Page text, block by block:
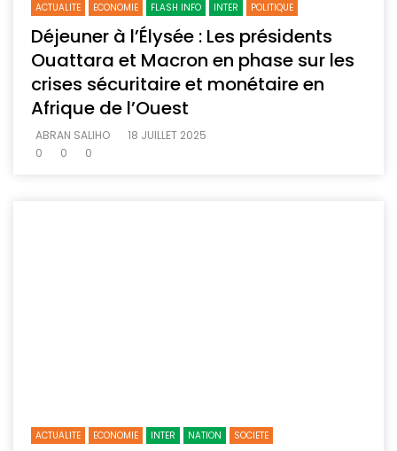
ACTUALITE ECONOMIE FLASH INFO INTER POLITIQUE
Déjeuner à l’Élysée : Les présidents
Ouattara et Macron en phase sur les
crises sécuritaire et monétaire en
Afrique de l’Ouest
ABRAN SALIHO
18 JUILLET 2025
0
0 0
ACTUALITE ECONOMIE INTER NATION SOCIETE